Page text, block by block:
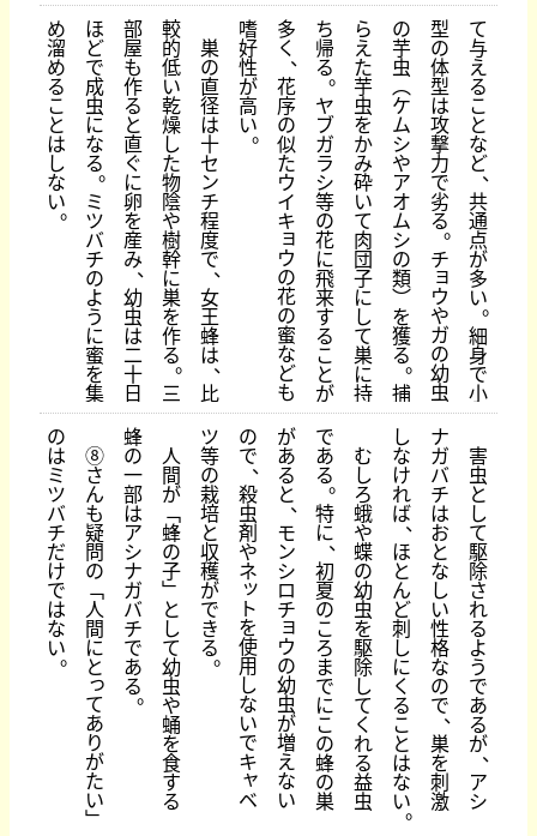
て
与
え
る
こ
と
な
ど
、
共
通
点
が
多
い。
細
身
で
小
型
の
体
型
は
攻
撃
力
で
劣
る。
チ
ョ
ウ
や
ガ
の
幼
虫
の
芋
虫
︵
ケ
ム
シ
や
ア
オ
ム
シ
の
類
︶
を
獲
る。
捕
ら
え
た
芋
虫
を
か
み
砕
い
て
肉
団
子
に
し
て
巣
に
持
ち
帰
る。
ヤ
ブ
ガ
ラ
シ
等
の
花
に
飛
来
す
る
こ
と
が
多
く、
花
序
の
似
た
ウ
イ
キ
ョ
ウ
の
花
の
蜜
な
ど
も
嗜
好
性
が
高
い。
巣
の
直
径
は
十
セ
ン
チ
程
度
で、
女
王
蜂
は、
比
較
的
低
い
乾
燥
し
た
物
陰
や
樹
幹
に
巣
を
作
る。
三
部
屋
も
作
る
と
直
ぐ
に
卵
を
産
み
、
幼
虫
は
二
十
日
ほ
ど
で
成
虫
に
な
る。
ミ
ツ
バ
チ
の
よ
う
に
蜜
を
集
め
溜
め
る
こ
と
は
し
な
い。
害
虫
と
し
て
駆
除
さ
れ
る
よ
う
で
あ
る
が
、
ア
シ
ナ
ガ
バ
チ
は
お
と
な
し
い
性
格
な
の
で、
巣
を
刺
激
し
な
け
れ
ば
、
ほ
と
ん
ど
刺
し
に
く
る
こ
と
は
な
い。
む
し
ろ
蛾
や
蝶
の
幼
虫
を
駆
除
し
て
く
れ
る
益
虫
で
あ
る。
特
に、
初
夏
の
こ
ろ
ま
で
に
こ
の
蜂
の
巣
が
あ
る
と、
モ
ン
シ
ロ
チ
ョ
ウ
の
幼
虫
が
増
え
な
い
の
で、
殺
虫
剤
や
ネ
ッ
ト
を
使
用
し
な
い
で
キ
ャ
ベ
ツ
等
の
栽
培
と
収
穫
が
で
き
る。
人
間
が
﹁
蜂
の
子
﹂
と
し
て
幼
虫
や
蛹
を
食
す
る
蜂
の
一
部
は
ア
シ
ナ
ガ
バ
チ
で
あ
る。
⑧
さ
ん
も
疑
問
の
﹁
人
間
に
と
っ
て
あ
り
が
た
い
﹂
の
は
ミ
ツ
バ
チ
だ
け
で
は
な
い。